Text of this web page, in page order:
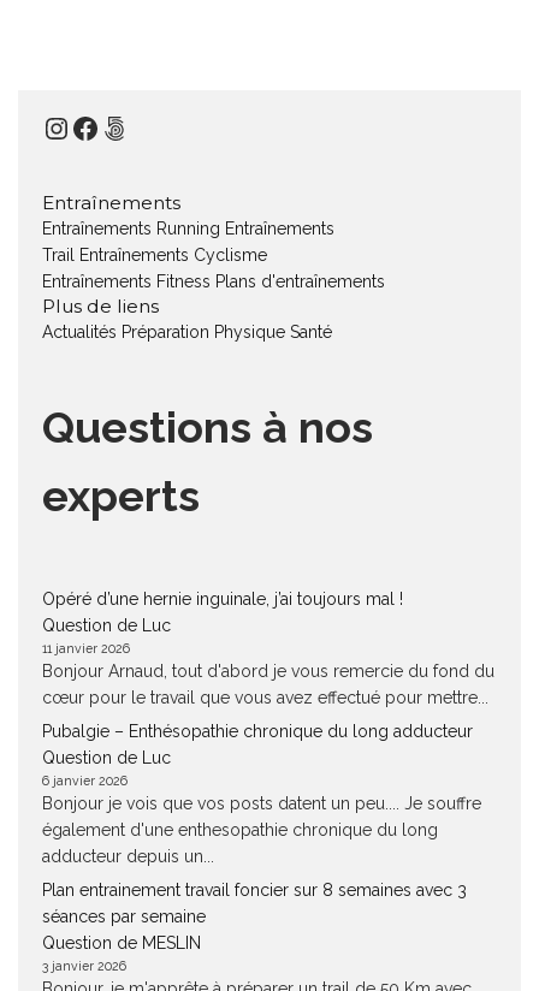
Instagram
Facebook
500px
Entraînements
Entraînements Running Entraînements
Trail
Entraînements Cyclisme
Entraînements Fitness Plans d'entraînements
Plus de liens
Actualités Préparation Physique Santé
Questions à nos
experts
Opéré d’une hernie inguinale, j’ai toujours mal !
Question de Luc
11 janvier 2026
Bonjour Arnaud, tout d'abord je vous remercie du fond du
cœur pour le travail que vous avez effectué pour mettre...
Pubalgie – Enthésopathie chronique du long adducteur
Question de Luc
6 janvier 2026
Bonjour je vois que vos posts datent un peu.... Je souffre
également d'une enthesopathie chronique du long
adducteur depuis un...
Plan entrainement travail foncier sur 8 semaines avec 3
séances par semaine
Question de MESLIN
3 janvier 2026